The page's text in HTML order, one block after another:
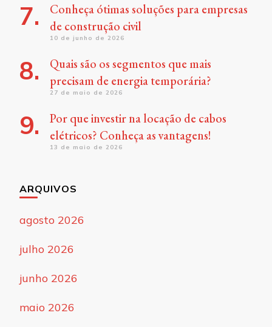
Conheça ótimas soluções para empresas
de construção civil
10 de junho de 2026
Quais são os segmentos que mais
precisam de energia temporária?
27 de maio de 2026
Por que investir na locação de cabos
elétricos? Conheça as vantagens!
13 de maio de 2026
ARQUIVOS
agosto 2026
julho 2026
junho 2026
maio 2026